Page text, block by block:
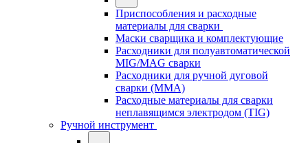
Приспособления и расходные
материалы для сварки
Маски сварщика и комплектующие
Расходники для полуавтоматической
MIG/MAG сварки
Расходники для ручной дуговой
сварки (MMA)
Расходные материалы для сварки
неплавящимся электродом (TIG)
Ручной инструмент